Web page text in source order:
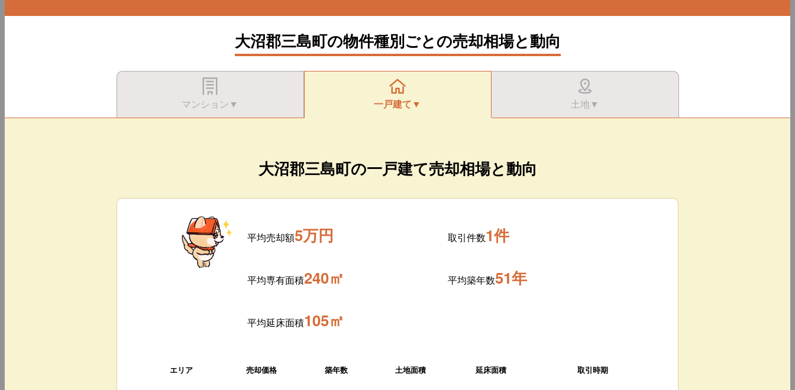
大沼郡三島町の物件種別ごとの売却相場と動向
マンション▼ 一戸建て▼ 土地▼
大沼郡三島町の一戸建て売却相場と動向
平均売却額5万円 取引件数1件
平均専有面積240㎡ 平均築年数51年
平均延床面積105㎡
エリア 売却価格 築年数 土地面積 延床面積 取引時期